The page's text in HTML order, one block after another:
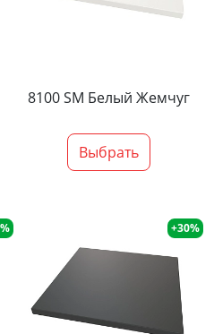
8100 SM Белый Жемчуг
Выбрать
+30%